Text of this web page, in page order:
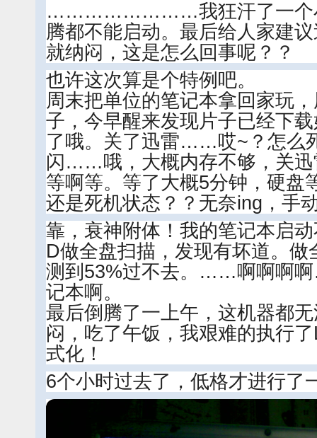
……………………我狂汗了一个
腾都不能启动。最后给人家建
就纳闷，这是怎么回事呢？？
也许这次算是个特例吧。
周末把单位的笔记本拿回家玩
子，今早醒来发现片子已经下
了哦。关了迅雷……哎~？怎么
闪……哦，大概内存不够，关
等啊等。等了大概5分钟，硬盘
还是死机状态？？无奈ing，手
靠，衰神附体！我的笔记本启
D做全盘扫描，发现有坏道。做
测到53%过不去。……啊啊啊
记本啊。
最后倒腾了一上午，这机器都
闷，吃了午饭，我艰难的执行
式化！
6个小时过去了，低格才进行